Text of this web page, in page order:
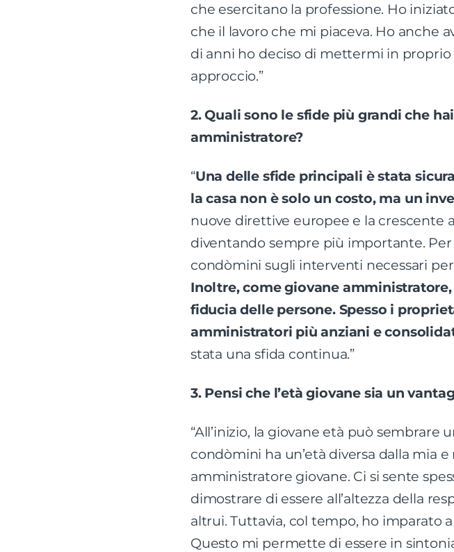
che esercitano la professione. Ho
che il lavoro che mi piaceva. Ho anche
di anni ho deciso di mettermi in
approccio.”
2. Quali sono le sfide più grandi che
amministratore?
“Una delle sfide principali è stata
la casa non è solo un costo, ma un
nuove direttive europee e la crescente
diventando sempre più importante. Per
condòmini sugli interventi necessari
Inoltre, come giovane
fiducia delle persone. Spesso i
amministratori più anziani e
stata una sfida continua.”
3. Pensi che l’età giovane sia un
“All’inizio, la giovane età può
condòmini ha un’età diversa dalla mia
amministratore giovane. Ci si sente
dimostrare di essere all’altezza della
altrui. Tuttavia, col tempo, ho imparato
Questo mi permette di essere in